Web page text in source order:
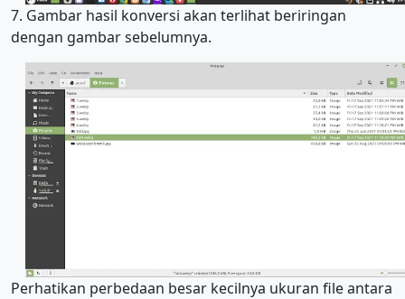
7. Gambar hasil konversi akan terlihat beriringan
dengan gambar sebelumnya.
Perhatikan perbedaan besar kecilnya ukuran file antara